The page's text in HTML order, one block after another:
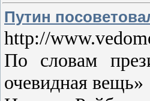
Путин
http://
По словам
очевидная вещь»